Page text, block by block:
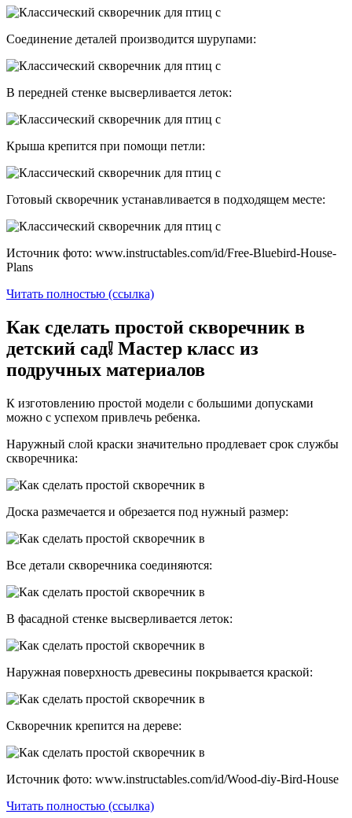
Соединение деталей производится шурупами:
В передней стенке высверливается леток:
Крыша крепится при помощи петли:
Готовый скворечник устанавливается в подходящем месте:
Источник фото: www.instructables.com/id/Free-Bluebird-House-
Plans
Читать полностью (ссылка)
Как сделать простой скворечник в
детский сад❕ Мастер класс из
подручных материалов
К изготовлению простой модели с большими допусками
можно с успехом привлечь ребенка.
Наружный слой краски значительно продлевает срок службы
скворечника:
Доска размечается и обрезается под нужный размер:
Все детали скворечника соединяются:
В фасадной стенке высверливается леток:
Наружная поверхность древесины покрывается краской:
Скворечник крепится на дереве:
Источник фото: www.instructables.com/id/Wood-diy-Bird-House
Читать полностью (ссылка)